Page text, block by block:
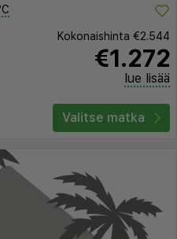
Kokonaishinta €2.544
€1.272
lue lisää
Valitse matka